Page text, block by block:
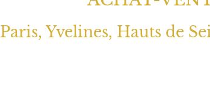
Paris, Yvelines, Hauts de